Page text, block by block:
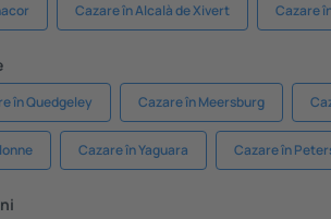
Cazare în Alcalà de Xivert Cazare
în Quedgeley Cazare în Meersburg
Cazare în Yaguara Cazare în